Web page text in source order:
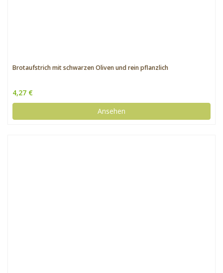
Brotaufstrich mit schwarzen Oliven und rein pflanzlich
4,27 €
Ansehen